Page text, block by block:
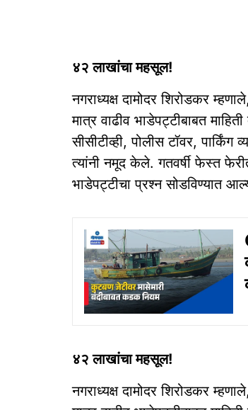
४२ लाखांचा महसूल!
नगराध्यक्ष दामोदर शिरोडकर
मात्र वाढीव भाडेपट्टीबाबत
सीसीटीव्ही, पोलीस टॉवर,
त्यांनी नमूद केले. गतवर्षी फेस्त
भाडेपट्टीचा प्रश्न सोडविण्यात
४२ लाखांचा महसूल!
नगराध्यक्ष दामोदर शिरोडकर